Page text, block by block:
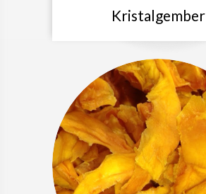
Kristalgember